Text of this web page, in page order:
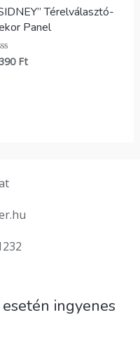
Térelválasztó-
Panel
Ft
ingyenes